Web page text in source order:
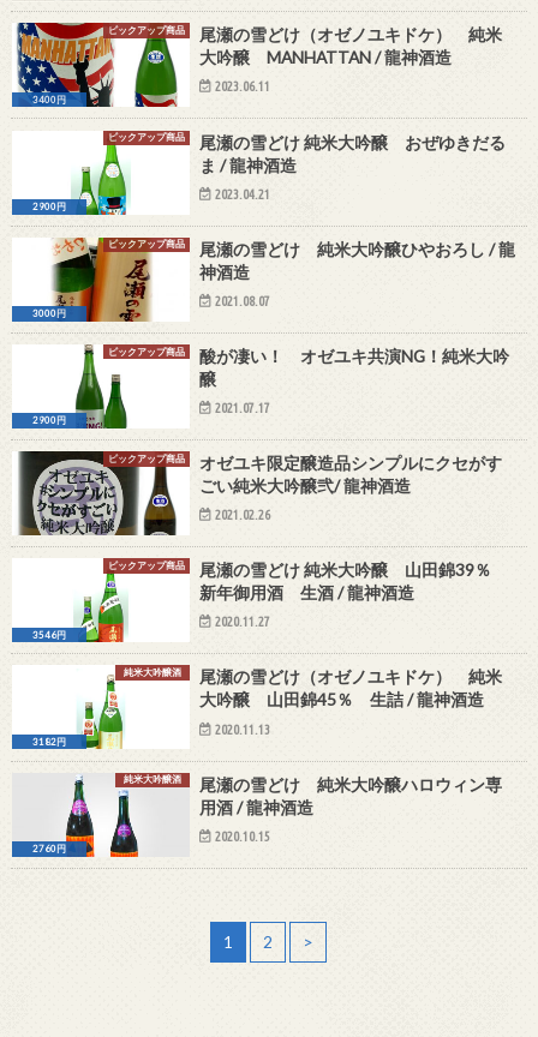
ピックアップ商品
3400円
尾瀬の雪どけ（オゼノユキドケ） 純米
大吟醸 MANHATTAN / 龍神酒造
2023.06.11
ピックアップ商品
2900円
尾瀬の雪どけ 純米大吟醸 おぜゆきだる
ま / 龍神酒造
2023.04.21
ピックアップ商品
3000円
尾瀬の雪どけ 純米大吟醸ひやおろし / 龍
神酒造
2021.08.07
ピックアップ商品
2900円
酸が凄い！ オゼユキ共演NG！純米大吟
醸
2021.07.17
ピックアップ商品
オゼユキ限定醸造品シンプルにクセがす
ごい純米大吟醸弐/ 龍神酒造
2021.02.26
ピックアップ商品
3546円
尾瀬の雪どけ 純米大吟醸 山田錦39％
新年御用酒 生酒 / 龍神酒造
2020.11.27
純米大吟醸酒
3182円
尾瀬の雪どけ（オゼノユキドケ） 純米
大吟醸 山田錦45％ 生詰 / 龍神酒造
2020.11.13
純米大吟醸酒
2760円
尾瀬の雪どけ 純米大吟醸ハロウィン専
用酒 / 龍神酒造
2020.10.15
1 2 >